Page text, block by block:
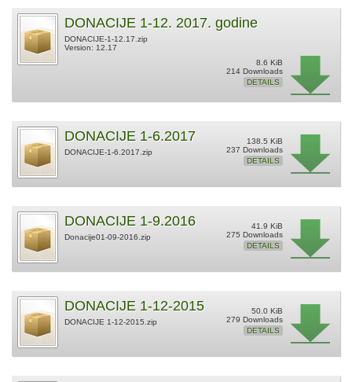
DONACIJE 1-12. 2017. godine
DONACIJE-1-12.17.zip
Version: 12.17
8.6 KiB
214 Downloads
DETAILS
DONACIJE 1-6.2017
DONACIJE-1-6.2017.zip
138.5 KiB
237 Downloads
DETAILS
DONACIJE 1-9.2016
Donacije01-09-2016.zip
41.9 KiB
275 Downloads
DETAILS
DONACIJE 1-12-2015
DONACIJE 1-12-2015.zip
50.0 KiB
279 Downloads
DETAILS